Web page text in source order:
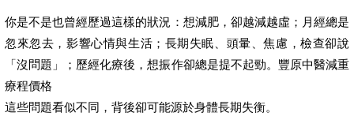
你是不是也曾經歷過這樣的狀況：想減肥，卻越減越虛；月經總是
忽來忽去，影響心情與生活；長期失眠、頭暈、焦慮，檢查卻說
「沒問題」；歷經化療後，想振作卻總是提不起勁。豐原中醫減重
療程價格
這些問題看似不同，背後卻可能源於身體長期失衡。